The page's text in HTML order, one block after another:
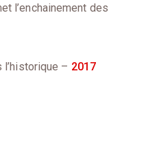
l’enchainement des
l’historique – 2017